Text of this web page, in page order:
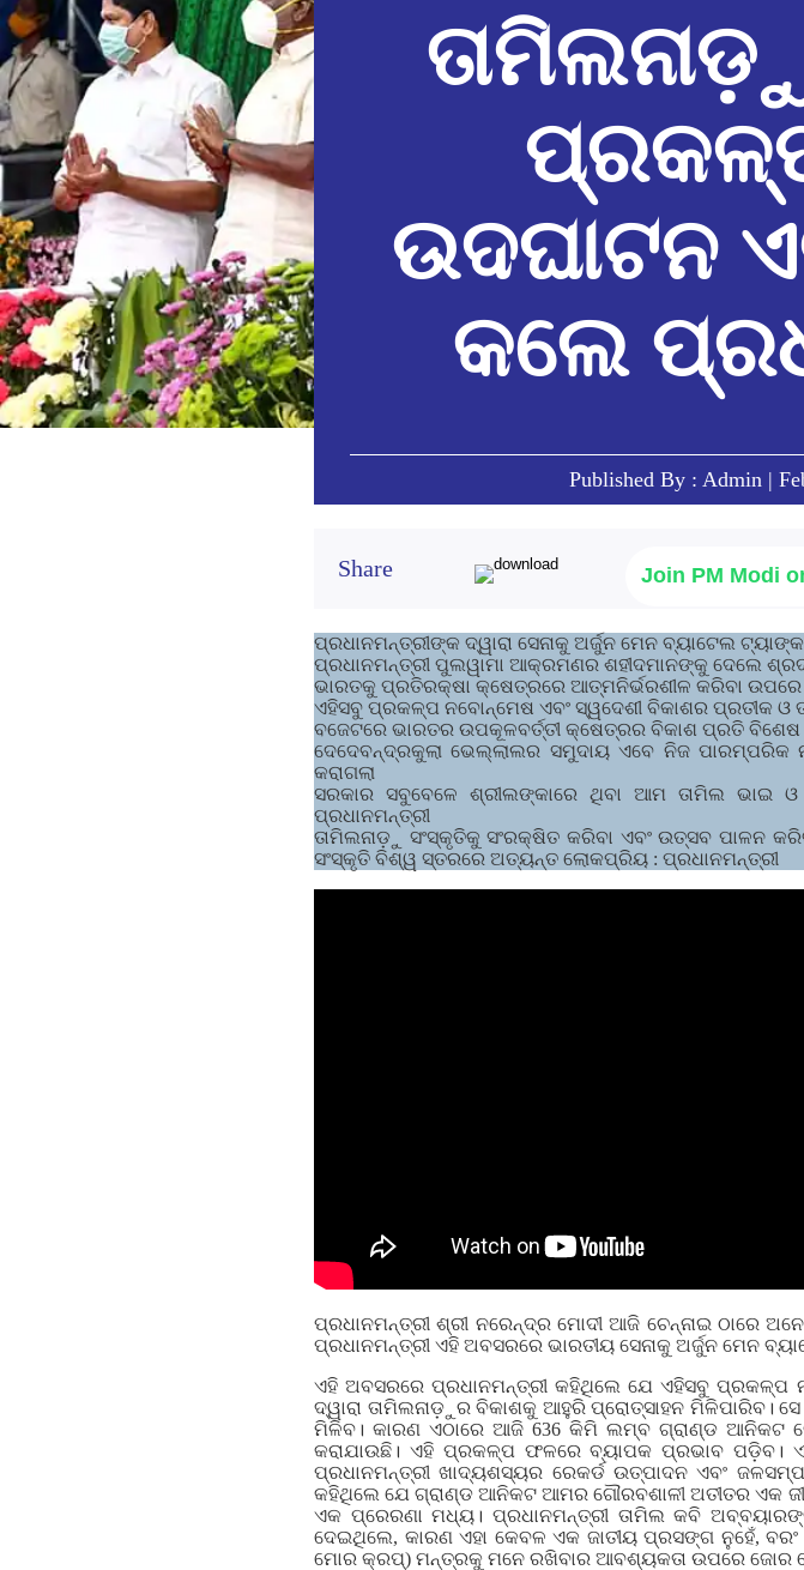
ଉଦଘାଟନ
କଲେ
Published By : Admin |
Share Join PM Modi
ପ୍ରଧାନମନ୍ତ୍ରୀଙ୍କ ଦ୍ୱାରା ସେନାକୁ ଅର୍ଜୁନ ମେନ ବ୍ୟାଟେଲ
ପ୍ରଧାନମନ୍ତ୍ରୀ ପୁଲୱାମା ଆକ୍ରମଣର ଶହୀଦମାନଙ୍କୁ ଦେଲେ
ଭାରତକୁ ପ୍ରତିରକ୍ଷା କ୍ଷେତ୍ରରେ ଆତ୍ମନିର୍ଭରଶୀଳ କରିବା
ଏହିସବୁ ପ୍ରକଳ୍ପ ନବୋନ୍ମେଷ ଏବଂ ସ୍ୱଦେଶୀ ବିକାଶର ପ୍ରତୀକ ଓ
ବଜେଟରେ ଭାରତର ଉପକୂଳବର୍ତ୍ତୀ କ୍ଷେତ୍ରର ବିକାଶ ପ୍ରତି ବିଶେଷ
ଦେଦେବନ୍ଦ୍ରକୁଲା ଭ‍େଲ୍ଲାଲର ସମୁଦାୟ ଏବେ ନିଜ ପାରମ୍ପରିକ
କରାଗଲା
ସରକାର ସବୁବେଳେ ଶ୍ରୀଲଙ୍କାରେ ଥିବା ଆମ ତାମିଲ ଭାଇ
ପ୍ରଧାନମନ୍ତ୍ରୀ
ତାମିଲନାଡ଼ୁ ସଂସ୍କୃତିକୁ ସଂରକ୍ଷିତ କରିବା ଏବଂ ଉତ୍ସବ ପାଳନ
ସଂସ୍କୃତି ବିଶ୍ୱ ସ୍ତରରେ ଅତ୍ୟନ୍ତ ଲୋକପ୍ରିୟ : ପ୍ରଧାନମନ୍ତ୍ରୀ
ପ୍ରଧାନମନ୍ତ୍ରୀ ଶ୍ରୀ ନରେନ୍ଦ୍ର ମୋଦୀ ଆଜି ଚେନ୍ନାଇ ଠାରେ
ପ୍ରଧାନମନ୍ତ୍ରୀ ଏହି ଅବସରରେ ଭାରତୀୟ ସେନାକୁ ଅର୍ଜୁନ ମେନ
ଏହି ଅବସରରେ ପ୍ରଧାନମନ୍ତ୍ରୀ କହିଥିଲେ ଯେ ଏହିସବୁ ପ୍ରକଳ୍ପ
ଦ୍ୱାରା ତାମିଲନାଡ଼ୁର ବିକାଶକୁ ଆହୁରି ପ୍ରୋତ୍ସାହନ ମିଳିପାରିବ।
ମିଳିବ। କାରଣ ଏଠାରେ ଆଜି 636 କିମି ଲମ୍ବ ଗ୍ରାଣ୍ଡ ଆନିକଟ
କରାଯାଉଛି। ଏହି ପ୍ରକଳ୍ପ ଫଳରେ ବ୍ୟାପକ ପ୍ରଭାବ ପଡ଼ିବ।
ପ୍ରଧାନମନ୍ତ୍ରୀ ଖାଦ୍ୟଶସ୍ୟର ରେକର୍ଡ ଉତ୍ପାଦନ ଏବଂ
କହିଥିଲେ ଯେ ଗ୍ରାଣ୍ଡ ଆନିକଟ ଆମର ଗୌରବଶାଳୀ ଅତୀତର ଏକ
ଏକ ପ୍ରେରଣା ମଧ୍ୟ। ପ୍ରଧାନମନ୍ତ୍ରୀ ତାମିଲ କବି
ଦେଇଥିଲେ, କାରଣ ଏହା କେବଳ ଏକ ଜାତୀୟ ପ୍ରସଙ୍ଗ ନୁହେଁ,
ମୋର କ୍ରପ୍) ମନ୍ତ୍ରକୁ ମନେ ରଖିବାର ଆବଶ୍ୟକତା ଉପରେ ଜୋର